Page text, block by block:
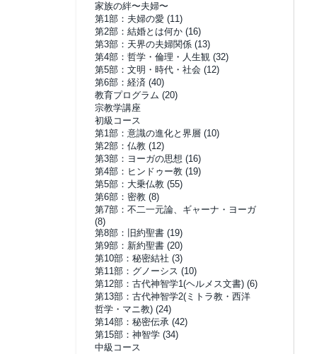
家族の絆〜夫婦〜
第1部：夫婦の愛 (11)
第2部：結婚とは何か (16)
第3部：天界の夫婦関係 (13)
第4部：哲学・倫理・人生観 (32)
第5部：文明・時代・社会 (12)
第6部：経済 (40)
教育プログラム (20)
宗教学講座
初級コース
第1部：意識の進化と界層 (10)
第2部：仏教 (12)
第3部：ヨーガの思想 (16)
第4部：ヒンドゥー教 (19)
第5部：大乗仏教 (55)
第6部：密教 (8)
第7部：不二一元論、ギャーナ・ヨーガ
(8)
第8部：旧約聖書 (19)
第9部：新約聖書 (20)
第10部：秘密結社 (3)
第11部：グノーシス (10)
第12部：古代神智学1(ヘルメス文書) (6)
第13部：古代神智学2(ミトラ教・西洋
哲学・マニ教) (24)
第14部：秘密伝承 (42)
第15部：神智学 (34)
中級コース